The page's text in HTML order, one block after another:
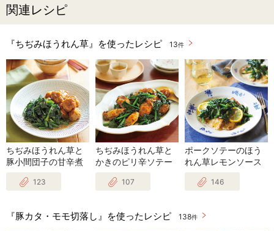
関連レシピ
『ちぢみほうれん草』を使ったレシピ 13件
ちぢみほうれん草と
豚小間団子の甘辛煮
123
ちぢみほうれん草と
かきのピリ辛ソテー
107
ポークソテーのほう
れん草レモンソース
146
『豚カタ・モモ切落し』を使ったレシピ 138件